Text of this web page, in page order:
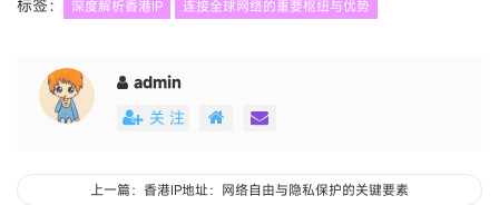
了坚实基础。
香港的网络环境具有高度的开放性和自由度。与其
他地区相比，香港的互联网管理遵循国际通行的准
标签： 深度解析香港IP 连接全球网络的重要枢纽与优势
admin
关 注
上一篇：香港IP地址：网络自由与隐私保护的关键要素